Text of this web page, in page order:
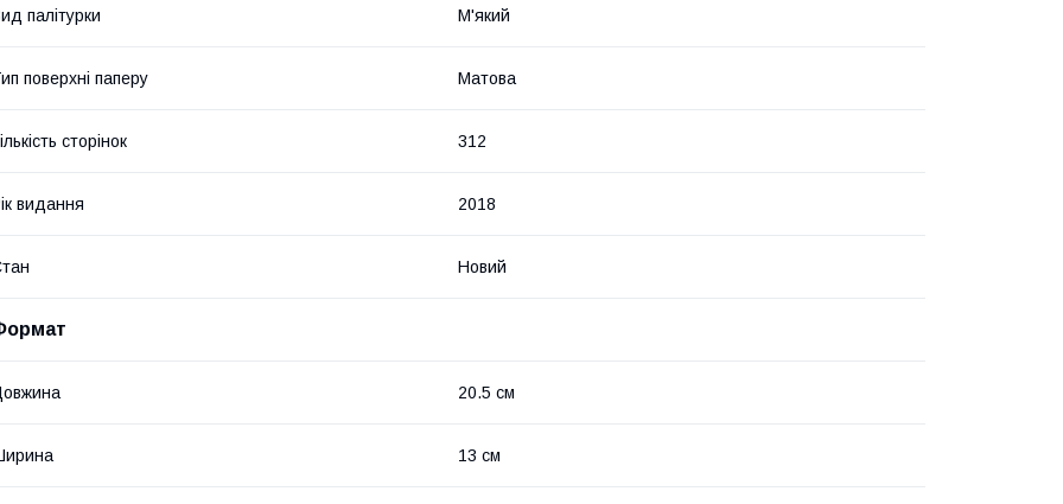
палітурки М'який
поверхні паперу Матова
сторінок 312
видання 2018
Новий
20.5 см
13 см